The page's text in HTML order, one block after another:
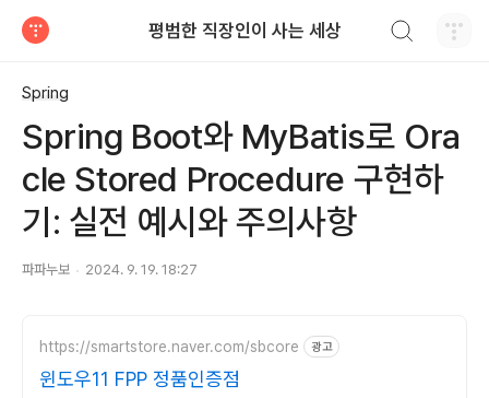
평범한 직장인이 사는 세상
Spring
Spring Boot와 MyBatis로 Ora
cle Stored Procedure 구현하
기: 실전 예시와 주의사항
파파누보 2024. 9. 19. 18:27
https://smartstore.naver.com/sbcore 광고
윈도우11 FPP 정품인증점